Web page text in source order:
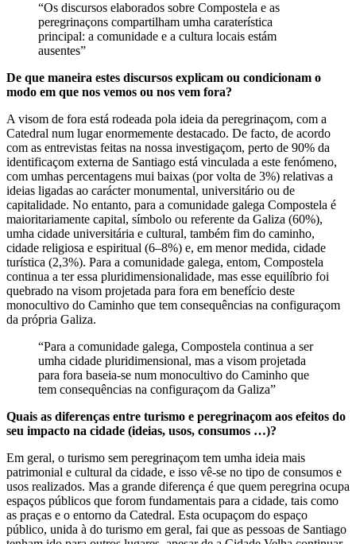
“Os discursos elaborados sobre Compostela e as
peregrinaçons compartilham umha caraterística
principal: a comunidade e a cultura locais estám
ausentes”
De que maneira estes discursos explicam ou condicionam o
modo em que nos vemos ou nos vem fora?
A visom de fora está rodeada pola ideia da peregrinaçom, com a
Catedral num lugar enormemente destacado. De facto, de acordo
com as entrevistas feitas na nossa investigaçom, perto de 90% da
identificaçom externa de Santiago está vinculada a este fenómeno,
com umhas percentagens mui baixas (por volta de 3%) relativas a
ideias ligadas ao carácter monumental, universitário ou de
capitalidade. No entanto, para a comunidade galega Compostela é
maioritariamente capital, símbolo ou referente da Galiza (60%),
umha cidade universitária e cultural, também fim do caminho,
cidade religiosa e espiritual (6–8%) e, em menor medida, cidade
turística (2,3%). Para a comunidade galega, entom, Compostela
continua a ter essa pluridimensionalidade, mas esse equilíbrio foi
quebrado na visom projetada para fora em benefício deste
monocultivo do Caminho que tem consequências na configuraçom
da própria Galiza.
“Para a comunidade galega, Compostela continua a ser
umha cidade pluridimensional, mas a visom projetada
para fora baseia-se num monocultivo do Caminho que
tem consequências na configuraçom da Galiza”
Quais as diferenças entre turismo e peregrinaçom aos efeitos do
seu impacto na cidade (ideias, usos, consumos …)?
Em geral, o turismo sem peregrinaçom tem umha ideia mais
patrimonial e cultural da cidade, e isso vê-se no tipo de consumos e
usos realizados. Mas a grande diferença é que quem peregrina ocupa
espaços públicos que forom fundamentais para a cidade, tais como
as praças e o entorno da Catedral. Esta ocupaçom do espaço
público, unida à do turismo em geral, fai que as pessoas de Santiago